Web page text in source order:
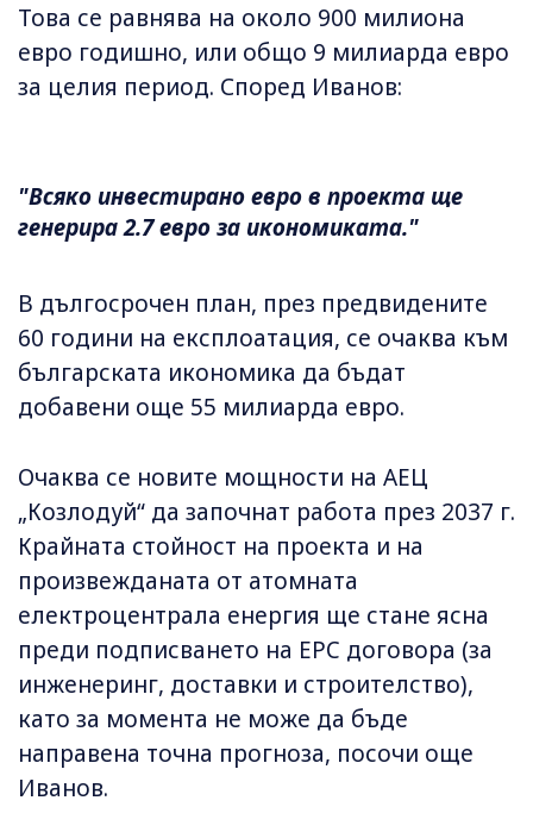
Това се равнява на около 900 милиона
евро годишно, или общо 9 милиарда евро
за целия период. Според Иванов:
"Всяко инвестирано евро в проекта ще
генерира 2.7 евро за икономиката."
В дългосрочен план, през предвидените
60 години на експлоатация, се очаква към
българската икономика да бъдат
добавени още 55 милиарда евро.
Очаква се новите мощности на АЕЦ
„Козлодуй“ да започнат работа през 2037 г.
Крайната стойност на проекта и на
произвежданата от атомната
електроцентрала енергия ще стане ясна
преди подписването на EPC договора (за
инженеринг, доставки и строителство),
като за момента не може да бъде
направена точна прогноза, посочи още
Иванов.